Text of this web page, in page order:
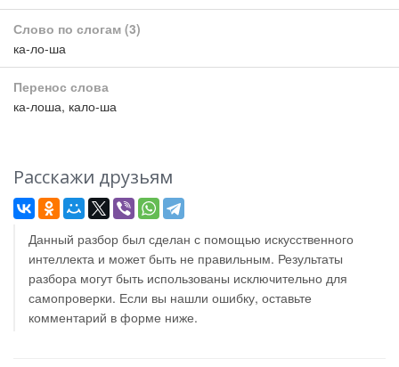
Слово по слогам (3)
ка-ло-ша
Перенос слова
ка-лоша, кало-ша
Расскажи друзьям
Данный разбор был сделан с помощью искусственного
интеллекта и может быть не правильным. Результаты
разбора могут быть использованы исключительно для
самопроверки. Если вы нашли ошибку, оставьте
комментарий в форме ниже.